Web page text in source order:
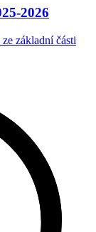
2026
základní části